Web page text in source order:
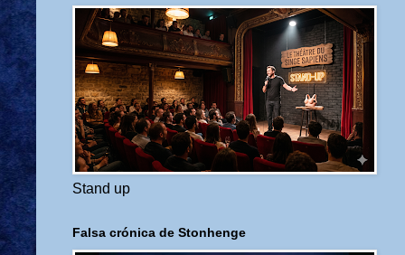
Stand up
Falsa crónica de Stonhenge